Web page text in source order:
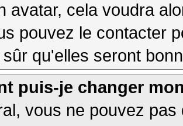
avatar, cela voudra
pouvez le contacter
qu'elles seront
puis-je changer
vous ne pouvez